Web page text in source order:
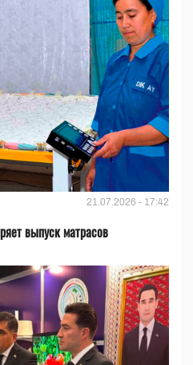
21.07.2026 - 17:42
выпуск матрасов